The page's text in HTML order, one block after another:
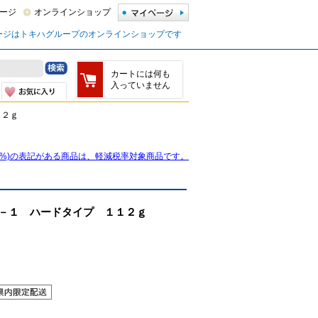
ジ オンラインショップ
ジはトキハグループのオンラインショップです
カートには何も
入っていません
ｇ
の表記がある商品は、軽減税率対象商品です。
１ ハードタイプ １１２ｇ